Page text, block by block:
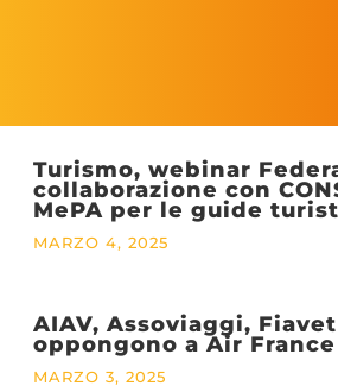
Turismo, webinar
collaborazione con
MePA per le guide
MARZO 4, 2025
AIAV, Assoviaggi,
oppongono a Air France
MARZO 3, 2025